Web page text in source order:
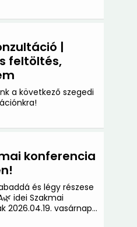
|
feltöltés,
a következő szegedi
konferencia
és légy részese
idei Szakmai
2026.04.19. vasárnap,